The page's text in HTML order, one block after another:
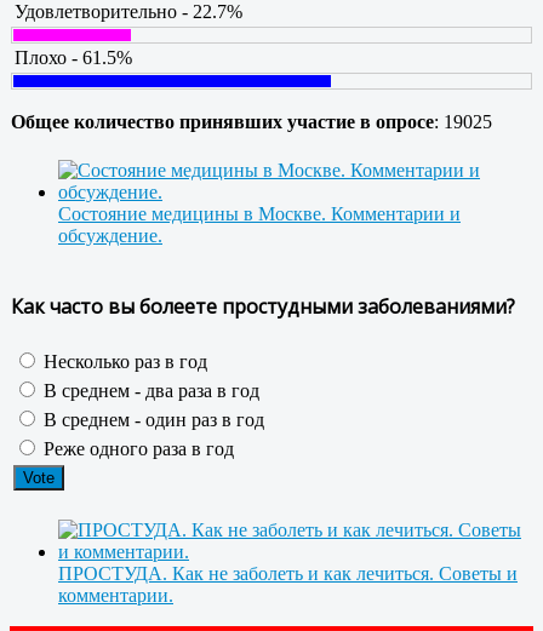
Удовлетворительно - 22.7%
Плохо - 61.5%
Общее количество принявших участие в опросе: 19025
Состояние медицины в Москве. Комментарии и
обсуждение.
Как часто вы болеете простудными заболеваниями?
Несколько раз в год
В среднем - два раза в год
В среднем - один раз в год
Реже одного раза в год
ПРОСТУДА. Как не заболеть и как лечиться. Советы и
комментарии.